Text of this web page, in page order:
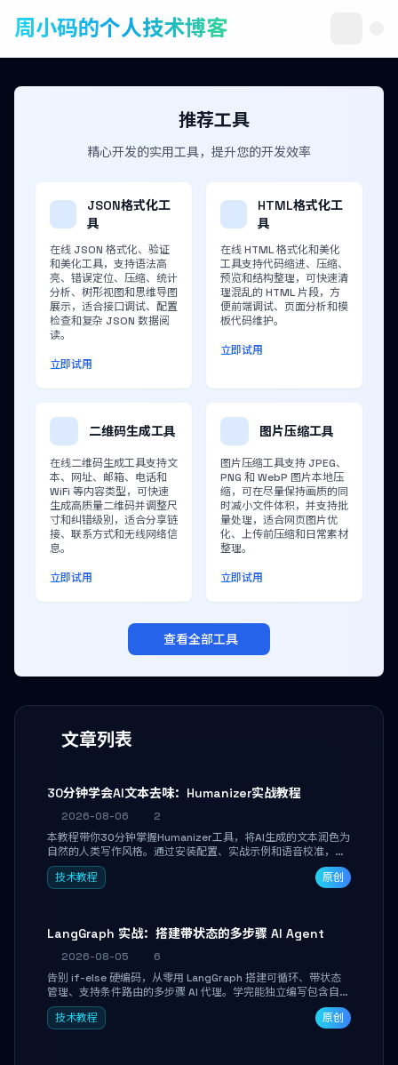
周小码的个人技术博客
文章列表
30分钟学会AI文本去味：Humanizer实战教程
2026-08-06
2
本教程带你30分钟掌握Humanizer工具，将AI生成的文本润色为
自然的人类写作风格。通过安装配置、实战示例和语音校准，让
你的内容告别AI痕迹，匹配个人写作习惯，适合内容创作者和技
术博主。
技术教程 原创
LangGraph 实战：搭建带状态的多步骤 AI Agent
2026-08-05
6
告别 if-else 硬编码，从零用 LangGraph 搭建可循环、带状态
管理、支持条件路由的多步骤 AI 代理。学完能独立编写包含自动
决策、工具调用和持久化状态的复杂工作流，并避开递归溢出、
状态丢失等常见坑点。
技术教程 原创
推荐工具
精心开发的实用工具，提升您的开发效率
JSON格式化工
具
在线 JSON 格式化、验证
和美化工具，支持语法高
亮、错误定位、压缩、统计
分析、树形视图和思维导图
展示，适合接口调试、配置
检查和复杂 JSON 数据阅
读。
立即试用
HTML格式化工
具
在线 HTML 格式化和美化
工具支持代码缩进、压缩、
预览和结构整理，可快速清
理混乱的 HTML 片段，方
便前端调试、页面分析和模
板代码维护。
立即试用
二维码生成工具
在线二维码生成工具支持文
本、网址、邮箱、电话和
WiFi 等内容类型，可快速
生成高质量二维码并调整尺
寸和纠错级别，适合分享链
接、联系方式和无线网络信
息。
立即试用
图片压缩工具
图片压缩工具支持 JPEG、
PNG 和 WebP 图片本地压
缩，可在尽量保持画质的同
时减小文件体积，并支持批
量处理，适合网页图片优
化、上传前压缩和日常素材
整理。
立即试用
查看全部工具